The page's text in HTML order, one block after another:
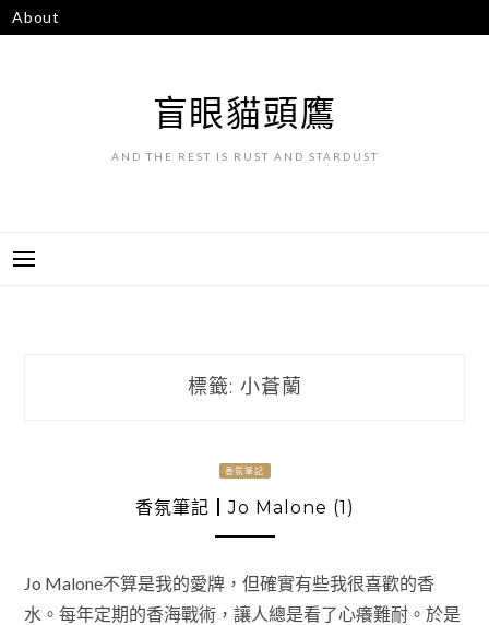
跳
至
About
盲眼貓頭鷹
AND THE REST IS RUST AND STARDUST
標籤: 小蒼蘭
香氛筆記
香氛筆記┃Jo Malone (1)
Jo Malone不算是我的愛牌，但確實有些我很喜歡的香
水。每年定期的香海戰術，讓人總是看了心癢難耐。於是